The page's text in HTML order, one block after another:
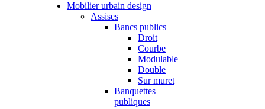
Mobilier urbain design
Assises
Bancs publics
Droit
Courbe
Modulable
Double
Sur muret
Banquettes
publiques